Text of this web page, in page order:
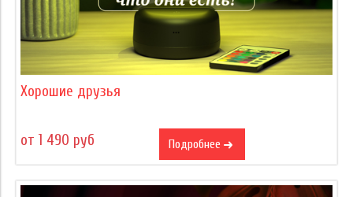
Хорошие друзья
от 1 490 руб Подробнее